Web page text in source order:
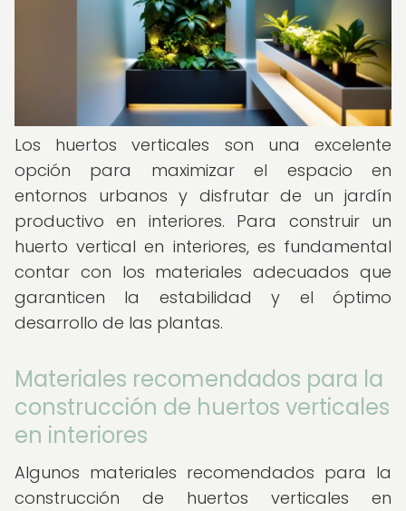
Los huertos verticales son una excelente
opción para maximizar el espacio en
entornos urbanos y disfrutar de un jardín
productivo en interiores. Para construir un
huerto vertical en interiores, es fundamental
contar con los materiales adecuados que
garanticen la estabilidad y el óptimo
desarrollo de las plantas.
Materiales recomendados para la
construcción de huertos verticales
en interiores
Algunos materiales recomendados para la
construcción de huertos verticales en